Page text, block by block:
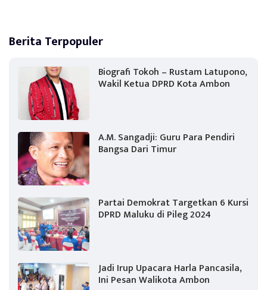
Berita Terpopuler
Biografi Tokoh – Rustam Latupono,
Wakil Ketua DPRD Kota Ambon
A.M. Sangadji: Guru Para Pendiri
Bangsa Dari Timur
Partai Demokrat Targetkan 6 Kursi
DPRD Maluku di Pileg 2024
Jadi Irup Upacara Harla Pancasila,
Ini Pesan Walikota Ambon